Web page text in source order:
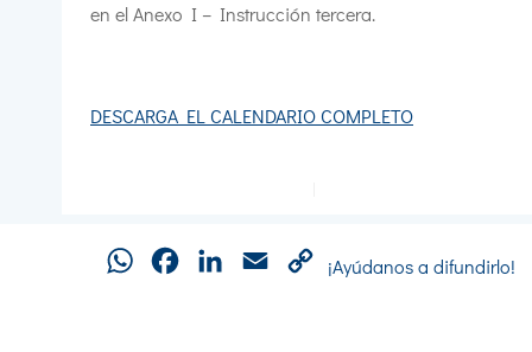
en el Anexo I – Instrucción tercera.
DESCARGA EL CALENDARIO COMPLETO
WhatsAppFacebookLinkedInEmail
Copy
¡Ayúdanos a difundirlo!